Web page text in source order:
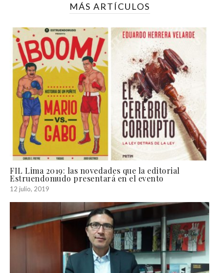
MÁS ARTÍCULOS
FIL Lima 2019: las novedades que la editorial
Estruendomudo presentará en el evento
12 julio, 2019